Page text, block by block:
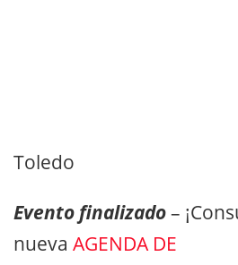
Toledo
Evento finalizado–
nueva AGENDA DE